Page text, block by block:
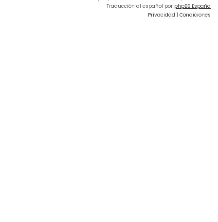
Traducción al español por phpBB España
Privacidad | Condiciones